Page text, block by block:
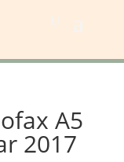
A5
2017